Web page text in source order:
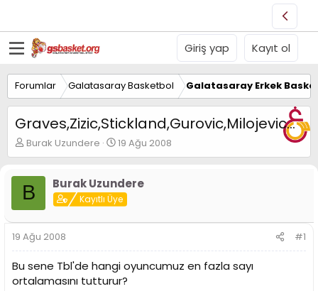
Giriş yap Kayıt ol
Forumlar Galatasaray Basketbol Galatasaray Erkek
Graves,Zizic,Stickland,Gurovic,Milojevic...
K
o
u
y
B
a
ş
a
t
Burak Uzundere
B
a
l
a
n
g
a
r
19 Ağu 2008
B Burak Uzundere
Kayıtlı Üye
19 Ağu 2008 #1
Bu sene Tbl'de hangi oyuncumuz en fazla sayı
ortalamasını tutturur?